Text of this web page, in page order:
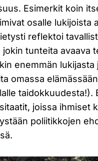
Esimerkit koin
osalle lukijoista
reflektoi
tunteita avaava
enemmän lukijasta
omassa
taidokkuudesta!).
joissa ihmiset
poliitikkojen